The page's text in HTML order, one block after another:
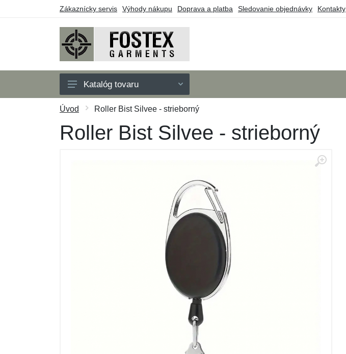
Zákaznícky servis Výhody nákupu Doprava a platba Sledovanie objednávky Kontakty
Pánske
Detské
Katalóg tovaru
Úvod Roller Bist Silvee - strieborný
Roller Bist Silvee - strieborný